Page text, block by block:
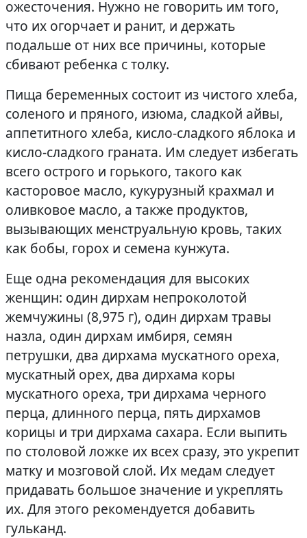
ожесточения. Нужно не говорить им того,
что их огорчает и ранит, и держать
подальше от них все причины, которые
сбивают ребенка с толку.
Пища беременных состоит из чистого хлеба,
соленого и пряного, изюма, сладкой айвы,
аппетитного хлеба, кисло-сладкого яблока и
кисло-сладкого граната. Им следует избегать
всего острого и горького, такого как
касторовое масло, кукурузный крахмал и
оливковое масло, а также продуктов,
вызывающих менструальную кровь, таких
как бобы, горох и семена кунжута.
Еще одна рекомендация для высоких
женщин: один дирхам непроколотой
жемчужины (8,975 г), один дирхам травы
назла, один дирхам имбиря, семян
петрушки, два дирхама мускатного ореха,
мускатный орех, два дирхама коры
мускатного ореха, три дирхама черного
перца, длинного перца, пять дирхамов
корицы и три дирхама сахара. Если выпить
по столовой ложке их всех сразу, это укрепит
матку и мозговой слой. Их медам следует
придавать большое значение и укреплять
их. Для этого рекомендуется добавить
гульканд.